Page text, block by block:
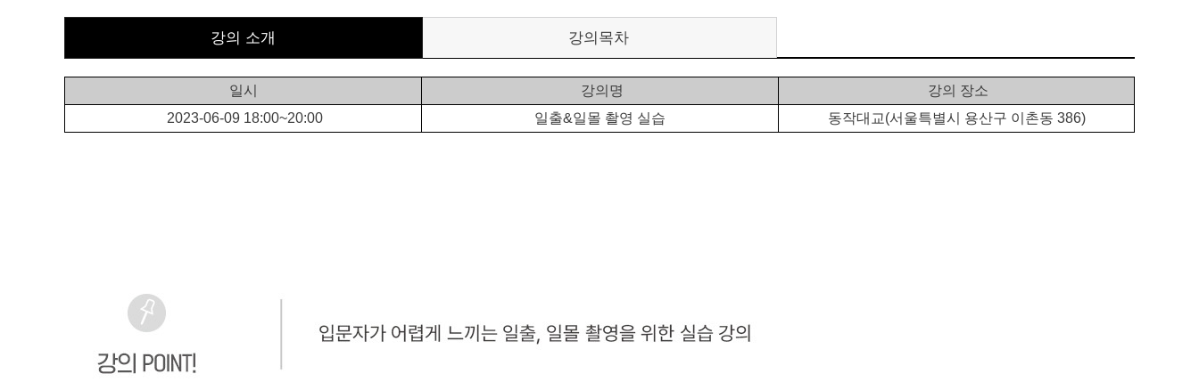
강의 소개 강의목차
일시 강의명
강의 장소
2023-06-09 18:00~20:00
일출&일몰 촬영 실습 동작대교(서울특별시 용산구 이촌동 386)